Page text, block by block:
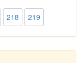
218 219